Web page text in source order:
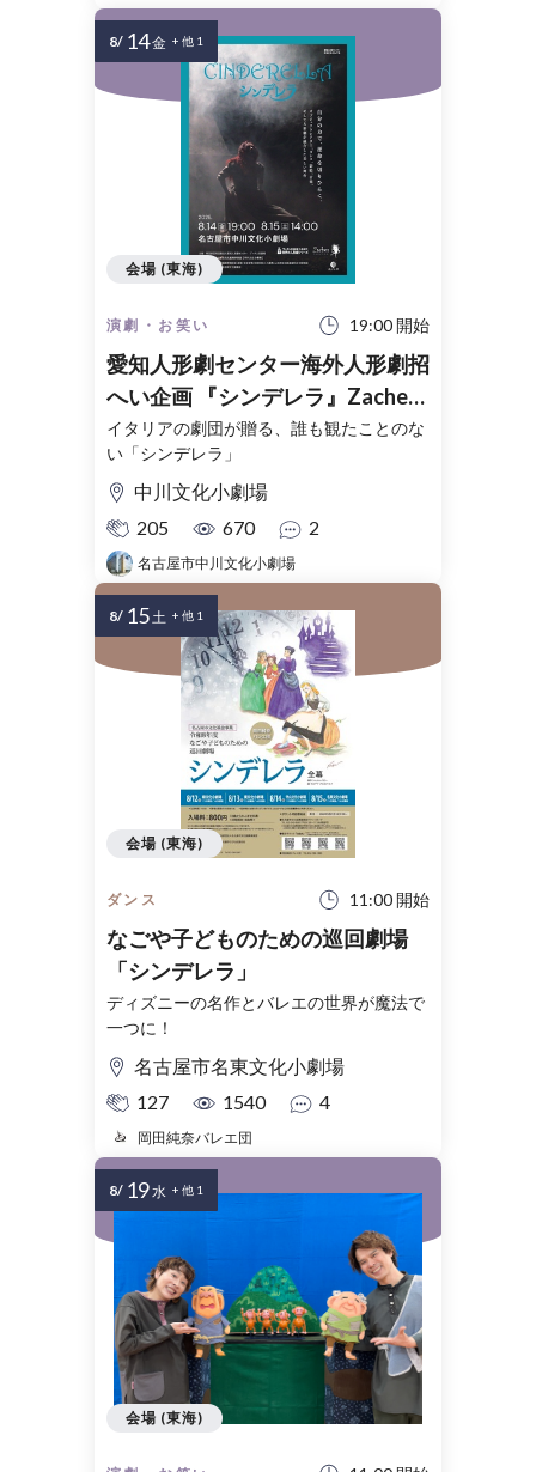
演劇・お笑い 19:00 開始
愛知人形劇センター海外人形劇招
へい企画 『シンデレラ』Zaches
Teatro（ザッケス・テアトロ／
イタリア）
イタリアの劇団が贈る、誰も観たことのな
い「シンデレラ」
中川文化小劇場
205
670 2
名古屋市中川文化小劇場
会場 (東海)
8/ 14金 + 他 1
ダンス 11:00 開始
なごや子どものための巡回劇場
「シンデレラ」
ディズニーの名作とバレエの世界が魔法で
一つに！
名古屋市名東文化小劇場
127
1540 4
岡田純奈バレエ団
会場 (東海)
8/ 15土 + 他 1
会場 (東海)
8/ 19水 + 他 1